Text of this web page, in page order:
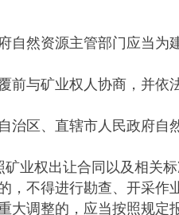
然资源主管部门应当为
与矿业权人协商，并依
区、直辖市人民政府自
业权出让合同以及相关标
不得进行勘查、开采作业
调整的，应当按照规定